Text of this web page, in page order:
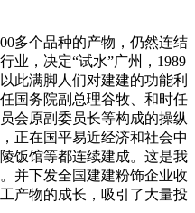
多个品种的产物，仍然连结
业，决定“试水”广州，1989
此满脚人们对建建的功能利
国务院副总理谷牧、和时任
会原副委员长等构成的操纵
正在国平易近经济和社会中
饭馆等都连续建成。这是我
并下发全国建建粉饰企业收
产物的成长，吸引了大量投